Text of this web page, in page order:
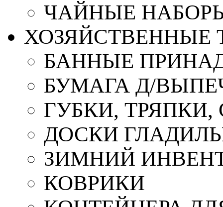
ЧАЙНЫЕ
ХОЗЯЙСТВЕННЫЕ
БАННЫЕ
БУМАГА Д/
ГУБКИ,
ДОСКИ
ЗИМНИЙ
КОВРИКИ